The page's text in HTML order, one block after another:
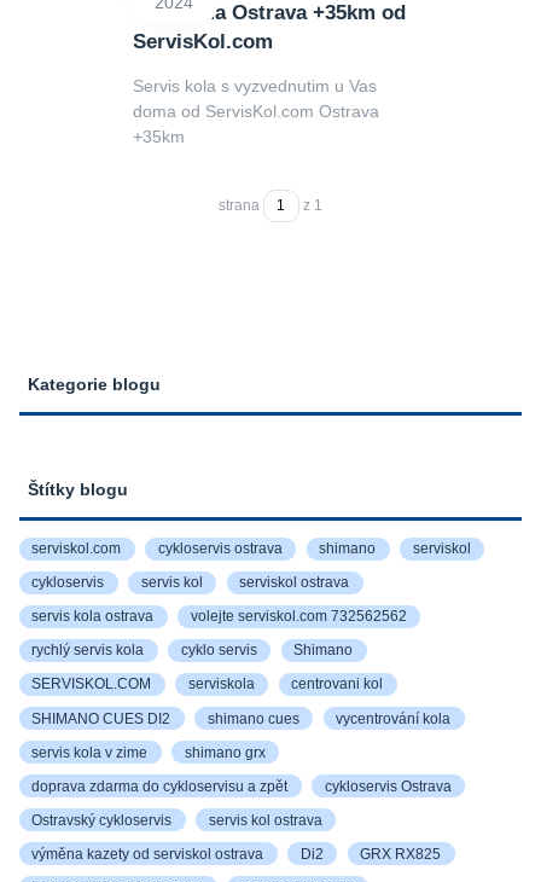
Kategorie blogu
Štítky blogu
serviskol.com cykloservis ostrava shimano serviskol
cykloservis servis kol serviskol ostrava
servis kola ostrava volejte serviskol.com 732562562
rychlý servis kola cyklo servis Shimano
SERVISKOL.COM serviskola centrovani kol
SHIMANO CUES DI2 shimano cues vycentrování kola
servis kola v zime shimano grx
doprava zdarma do cykloservisu a zpět cykloservis Ostrava
Ostravský cykloservis servis kol ostrava
výměna kazety od serviskol ostrava Di2 GRX RX825
Vas doma Ostrava +35km od
ServisKol.com
Servis kola s vyzvednutim u Vas
doma od ServisKol.com Ostrava
+35km
strana z 1